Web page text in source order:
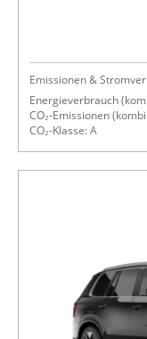
Emissionen &
Energieverbrauch
CO₂-Emissionen
CO₂-Klasse: A